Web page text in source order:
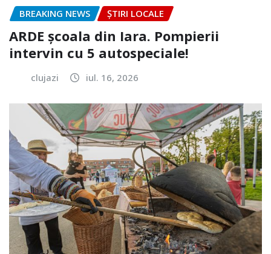
BREAKING NEWS ȘTIRI LOCALE
ARDE școala din Iara. Pompierii
intervin cu 5 autospeciale!
clujazi iul. 16, 2026